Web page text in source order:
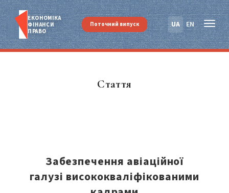
ЕКОНОМІКА
ФІНАНСИ
ПРАВО
UA EN
Поточний випуск
Стаття
Забезпечення авіаційної
галузі висококваліфікованими